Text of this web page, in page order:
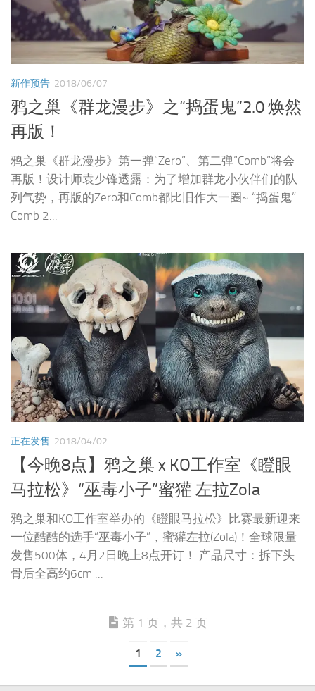
新作预告 2018/06/07
鸦之巢《群龙漫步》之“捣蛋鬼”2.0 焕然
再版！
鸦之巢《群龙漫步》第一弹“Zero”、第二弹“Comb”将会
再版！设计师袁少锋透露：为了增加群龙小伙伴们的队
列气势，再版的Zero和Comb都比旧作大一圈~ “捣蛋鬼”
Comb 2...
正在发售 2018/04/02
【今晚8点】鸦之巢 x KO工作室《瞪眼
马拉松》“巫毒小子”蜜獾 左拉Zola
鸦之巢和KO工作室举办的《瞪眼马拉松》比赛最新迎来
一位酷酷的选手“巫毒小子”，蜜獾左拉(Zola)！全球限量
发售500体，4月2日晚上8点开订！ 产品尺寸：拆下头
骨后全高约6cm ...
第 1 页，共 2 页
1 2 »